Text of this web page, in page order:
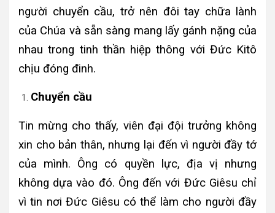
người chuyển cầu, trở nên đôi tay chữa lành
của Chúa và sẵn sàng mang lấy gánh nặng của
nhau trong tinh thần hiệp thông với Đức Kitô
chịu đóng đinh.
Chuyển cầu
Tin mừng cho thấy, viên đại đội trưởng không
xin cho bản thân, nhưng lại đến vì người đầy tớ
của mình. Ông có quyền lực, địa vị nhưng
không dựa vào đó. Ông đến với Đức Giêsu chỉ
vì tin nơi Đức Giêsu có thể làm cho người đầy